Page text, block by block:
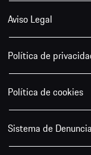
Aviso Legal
Política de
Política de cookies
Sistema de